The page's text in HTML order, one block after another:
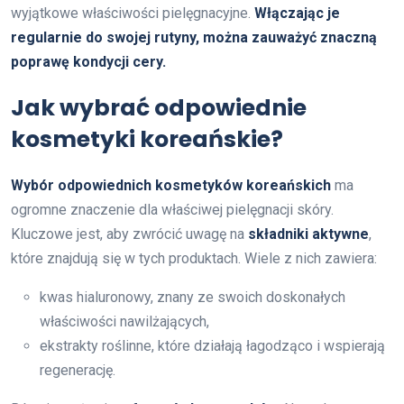
wyjątkowe właściwości pielęgnacyjne. Włączając je
regularnie do swojej rutyny, można zauważyć znaczną
poprawę kondycji cery.
Jak wybrać odpowiednie
kosmetyki koreańskie?
Wybór odpowiednich kosmetyków koreańskich ma
ogromne znaczenie dla właściwej pielęgnacji skóry.
Kluczowe jest, aby zwrócić uwagę na składniki aktywne,
które znajdują się w tych produktach. Wiele z nich zawiera:
kwas hialuronowy, znany ze swoich doskonałych
właściwości nawilżających,
ekstrakty roślinne, które działają łagodząco i wspierają
regenerację.